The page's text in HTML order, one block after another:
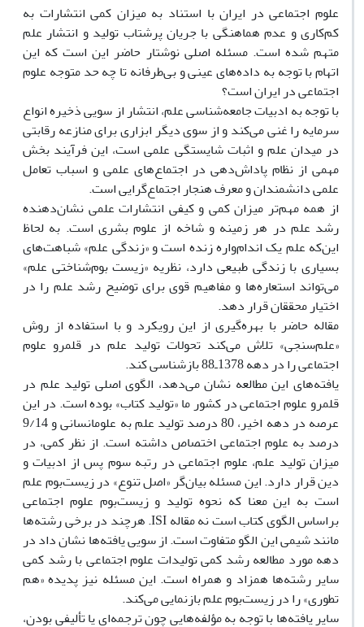
علوم اجتماعى در ایران با استناد به میزان کمى انتشارات به
کم‌کارى و عدم هماهنگى با جریان پرشتاب تولید و انتشار علم
متهم شده است. مسئله اصلى نوشتار حاضر این است که این
اتهام با توجه به داده‌هاى عینى و بى‌طرفانه تا چه حد متوجه علوم
اجتماعى در ایران است؟
با توجه به ادبیات جامعه‌شناسى علم، انتشار از سویى ذخیره انواع
سرمایه را غنى مى‌کند و از سوى دیگر ابزارى براى منازعه رقابتى
در میدان علم و اثبات شایستگى علمى است، این فرآیند بخش
مهمى از نظام پاداش‌دهى در اجتماع‌هاى علمى و اسباب تعامل
علمى دانشمندان و معرف هنجار اجتماع‌گرایى است.
از همه مهم‌تر میزان کمى و کیفى انتشارات علمى نشان‌دهنده
رشد علم در هر زمینه و شاخه از علوم بشرى است. به لحاظ
این‌که علم یک اندام‌واره زنده است و «زندگى علم» شباهت‌هاى
بسیارى با زندگى طبیعى دارد، نظریه «زیست بوم‌شناختى علم»
مى‌تواند استعاره‌ها و مفاهیم قوى براى توضیح رشد علم را در
اختیار محققان قرار دهد.
مقاله حاضر با بهره‌گیرى از این رویکرد و با استفاده از روش
«علم‌سنجى» تلاش مى‌کند تحولات تولید علم در قلمرو علوم
اجتماعى را در دهه 1378ـ88 بازشناسى کند.
یافته‌هاى این مطالعه نشان مى‌دهد، الگوى اصلى تولید علم در
قلمرو علوم اجتماعى در کشور ما «تولید کتاب» بوده است. در این
عرصه در دهه اخیر، 80 درصد تولید علم به علومانسانى و 9/14
درصد به علوم اجتماعى اختصاص داشته است. از نظر کمى، در
میزان تولید علم، علوم اجتماعى در رتبه سوم پس از ادبیات و
دین قرار دارد. این مسئله بیان‌گر «اصل تنوع» در زیست‌بوم علم
است به این معنا که نحوه تولید و زیست‌بوم علوم اجتماعى
براساس الگوى کتاب است نه مقاله ISI. هرچند در برخى رشته‌ها
مانند شیمى این الگو متفاوت است. از سویى یافته‌ها نشان داد در
دهه مورد مطالعه رشد کمى تولیدات علوم اجتماعى با رشد کمى
سایر رشته‌ها همزاد و همراه است. این مسئله نیز پدیده «هم
تطورى» را در زیست‌بوم علم بازنمایى مى‌کند.
سایر یافته‌ها با توجه به مؤلفه‌هایى چون ترجمه‌اى یا تألیفى بودن،